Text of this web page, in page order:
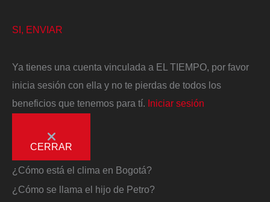
SI, ENVIAR
Ya tienes una cuenta vinculada a EL TIEMPO, por favor
inicia sesión con ella y no te pierdas de todos los
beneficios que tenemos para tí. Iniciar sesión
CERRAR
¿Cómo está el clima en Bogotá?
¿Cómo se llama el hijo de Petro?